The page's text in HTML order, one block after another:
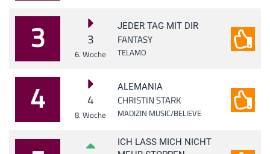
3 3
6. Woche
JEDER TAG MIT DIR
FANTASY
TELAMO
4 4
8. Woche
ALEMANIA
CHRISTIN STARK
MADIZIN MUSIC/BELIEVE
ICH LASS MICH NICHT